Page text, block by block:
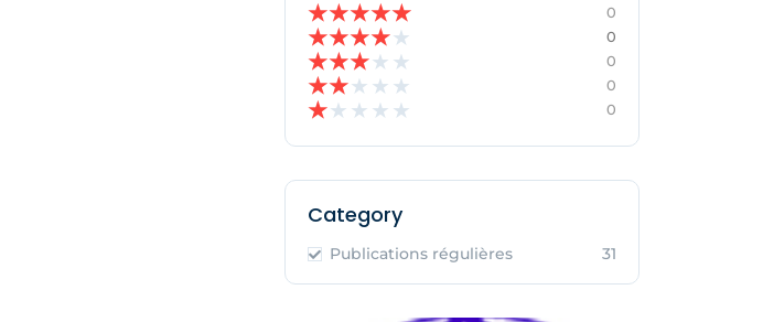
★★★★★ 0
★★★★★ 0
★★★★ ★ 0
★★★ ★ ★ 0
★★ ★ ★ ★ 0
Category
Publications régulières 31